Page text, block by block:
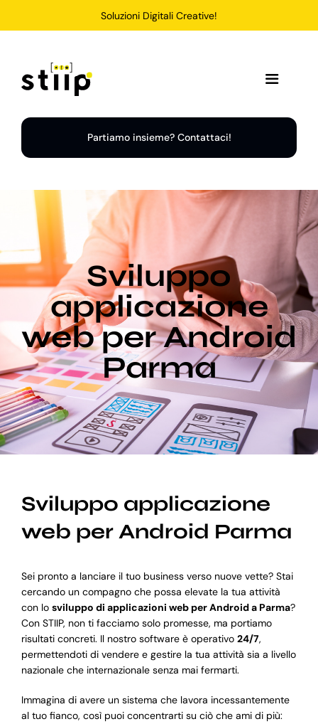
Soluzioni Digitali Creative!
Toggle
Home
Soluzioni
Chi Siamo
Portfolio
Blog
Supporto
Partiamo insieme? Contattaci!
Sviluppo
applicazione
web per Android
Parma
Sviluppo applicazione
web per Android Parma
Sei pronto a lanciare il tuo business verso nuove vette? Stai
cercando un compagno che possa elevate la tua attività
con lo sviluppo di applicazioni web per Android a Parma?
Con STIIP, non ti facciamo solo promesse, ma portiamo
risultati concreti. Il nostro software è operativo 24/7,
permettendoti di vendere e gestire la tua attività sia a livello
nazionale che internazionale senza mai fermarti.
Immagina di avere un sistema che lavora incessantemente
al tuo fianco, così puoi concentrarti su ciò che ami di più: